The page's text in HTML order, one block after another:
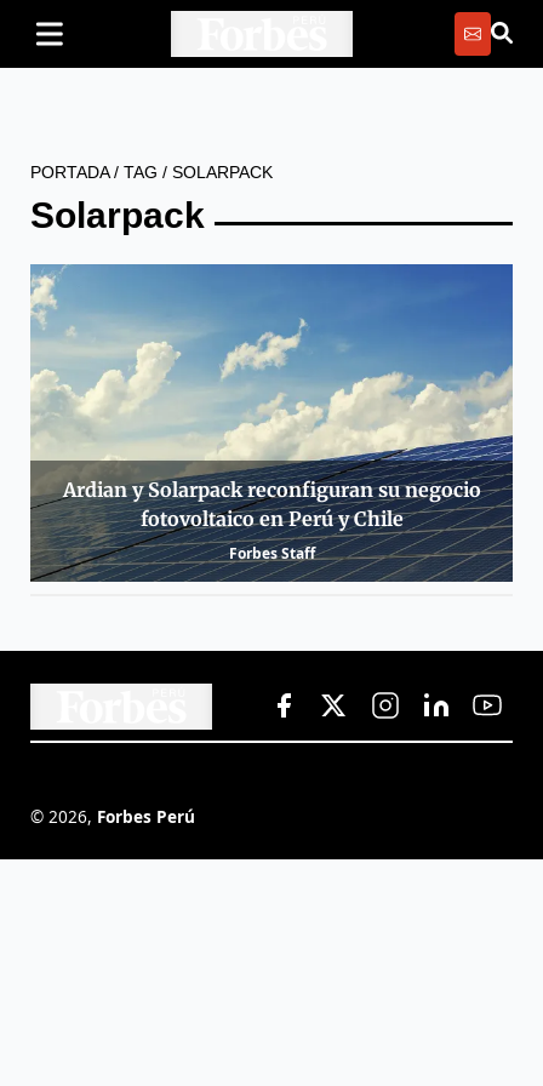
PORTADA/ TAG / SOLARPACK
Solarpack
Ardian y Solarpack reconfiguran su negocio
fotovoltaico en Perú y Chile
Forbes Staff
© 2026, Forbes Perú